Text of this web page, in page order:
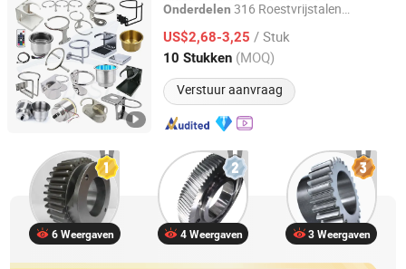
Onderdelen 316 Roestvrijstalen
Drinkhouder Boot Bekerhouder
US$2,68-3,25 / Stuk
10 Stukken (MOQ)
Verstuur aanvraag
Qingdao Alastin Outdoor Products Co., Ltd.
Shandong, China Sinds 2023
6 Weergaven 4 Weergaven 3 Weergaven